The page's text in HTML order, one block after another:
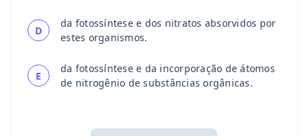
D
da fotossíntese e dos nitratos absorvidos por
estes organismos.
E
da fotossíntese e da incorporação de átomos
de nitrogênio de substâncias orgânicas.